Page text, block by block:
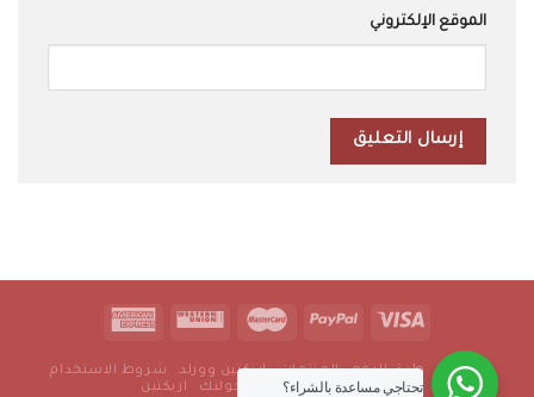
الموقع الإلكتروني
من نحن طرق الدفع المنتجات اريكتين وورلد
شروط الاستخدام
سياسة الخصوصية
رجولتك اريكتين تحتاجي مساعدة بالشراء؟